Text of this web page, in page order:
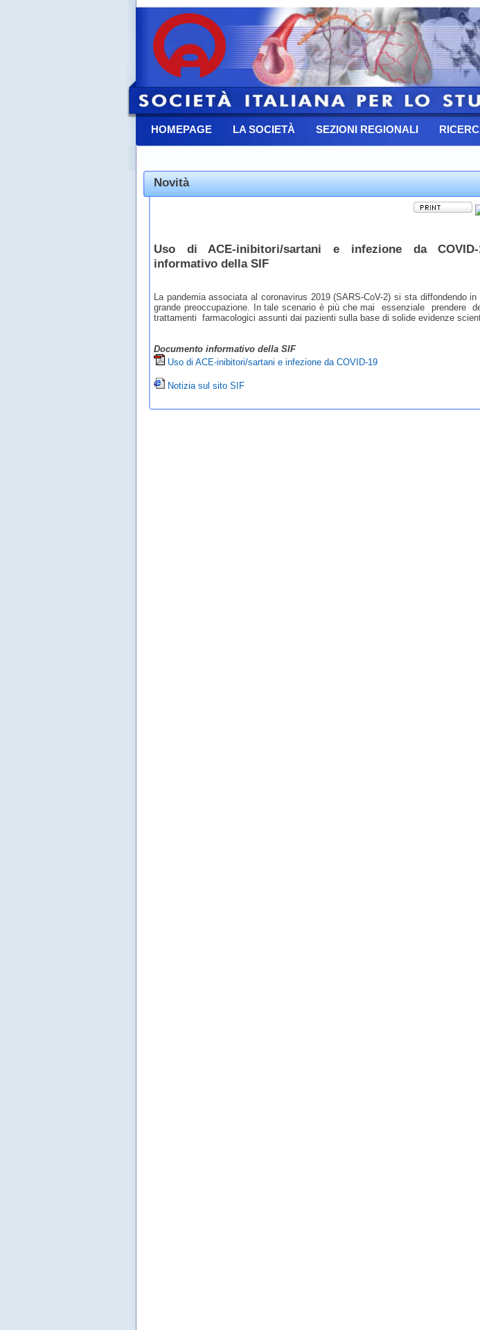
HOMEPAGE LA SOCIETÀ SEZIONI REGIONALI
Novità
Uso di ACE-inibitori/sartani e infezione da COVID-
informativo della SIF
La pandemia associata al coronavirus 2019 (SARS-CoV-2) si sta diffondendo
grande preoccupazione. In tale scenario è più che mai essenziale prendere
trattamenti farmacologici assunti dai pazienti sulla base di solide evidenze
Documento informativo della SIF
Uso di ACE-inibitori/sartani e infezione da COVID-19
Notizia sul sito SIF